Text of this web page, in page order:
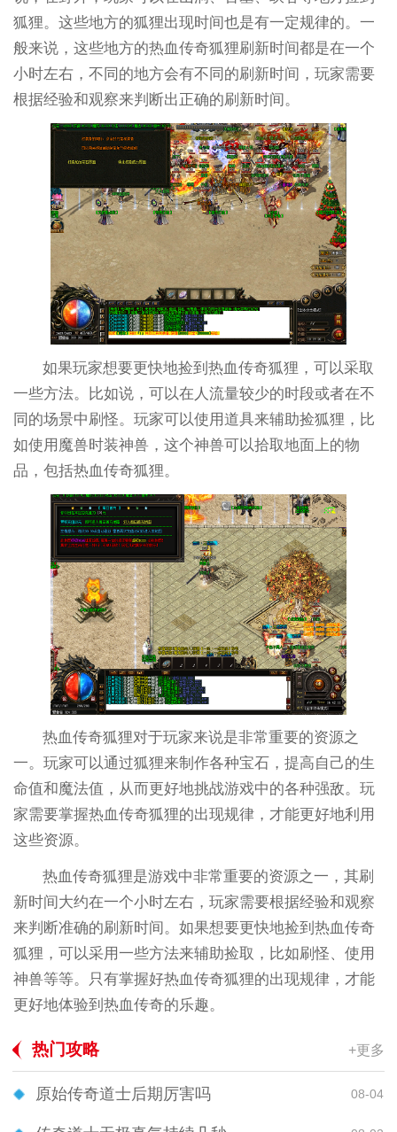
狐狸。这些地方的狐狸出现时间也是有一定规律的。一
般来说，这些地方的热血传奇狐狸刷新时间都是在一个
小时左右，不同的地方会有不同的刷新时间，玩家需要
根据经验和观察来判断出正确的刷新时间。
如果玩家想要更快地捡到热血传奇狐狸，可以采取
一些方法。比如说，可以在人流量较少的时段或者在不
同的场景中刷怪。玩家可以使用道具来辅助捡狐狸，比
如使用魔兽时装神兽，这个神兽可以拾取地面上的物
品，包括热血传奇狐狸。
热血传奇狐狸对于玩家来说是非常重要的资源之
一。玩家可以通过狐狸来制作各种宝石，提高自己的生
命值和魔法值，从而更好地挑战游戏中的各种强敌。玩
家需要掌握热血传奇狐狸的出现规律，才能更好地利用
这些资源。
热血传奇狐狸是游戏中非常重要的资源之一，其刷
新时间大约在一个小时左右，玩家需要根据经验和观察
来判断准确的刷新时间。如果想要更快地捡到热血传奇
狐狸，可以采用一些方法来辅助捡取，比如刷怪、使用
神兽等等。只有掌握好热血传奇狐狸的出现规律，才能
更好地体验到热血传奇的乐趣。
热门攻略 +更多
原始传奇道士后期厉害吗 08-04